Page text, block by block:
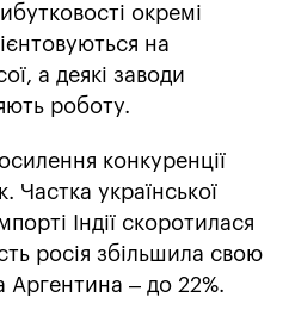
окремі
на
а деякі заводи
роботу.
конкуренції
Частка української
Індії скоротилася
росія збільшила свою
Аргентина – до 22%.